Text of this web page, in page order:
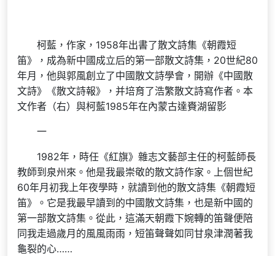
柯藍，作家，1958年出書了散文詩集《朝霞短
笛》，成為新中國成立后的第一部散文詩集，20世紀80
年月，他與郭風創立了中國散文詩學會，開辦《中國散
文詩》《散文詩報》，并培育了浩繁散文詩寫作者。本
文作者（右）與柯藍1985年在內蒙古達賚湖留影
一
1982年，時任《紅旗》雜志文藝部主任的柯藍師長
教師到泉州來。他是我最崇敬的散文詩作家。上個世紀
60年月初我上年夜學時，就讀到他的散文詩集《朝霞短
笛》。它是我最早讀到的中國散文詩集，也是新中國的
第一部散文詩集。從此，這滿天朝霞下婉轉的笛聲便陪
同我走過歲月的風風雨雨，短笛聲聲如同甘泉津潤著我
龜裂的心……